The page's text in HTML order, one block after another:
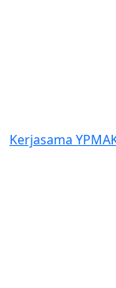
Kerjasama